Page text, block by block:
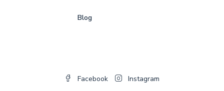
Blog
Facebook Instagram